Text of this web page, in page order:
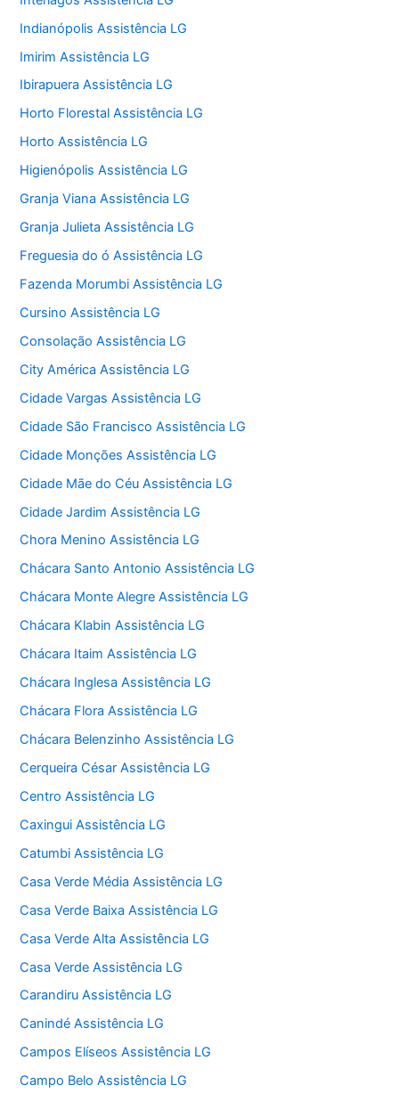
Indianópolis Assistência LG
Imirim Assistência LG
Ibirapuera Assistência LG
Horto Florestal Assistência LG
Horto Assistência LG
Higienópolis Assistência LG
Granja Viana Assistência LG
Granja Julieta Assistência LG
Freguesia do ó Assistência LG
Fazenda Morumbi Assistência LG
Cursino Assistência LG
Consolação Assistência LG
City América Assistência LG
Cidade Vargas Assistência LG
Cidade São Francisco Assistência LG
Cidade Monções Assistência LG
Cidade Mãe do Céu Assistência LG
Cidade Jardim Assistência LG
Chora Menino Assistência LG
Chácara Santo Antonio Assistência LG
Chácara Monte Alegre Assistência LG
Chácara Klabin Assistência LG
Chácara Itaim Assistência LG
Chácara Inglesa Assistência LG
Chácara Flora Assistência LG
Chácara Belenzinho Assistência LG
Cerqueira César Assistência LG
Centro Assistência LG
Caxingui Assistência LG
Catumbi Assistência LG
Casa Verde Média Assistência LG
Casa Verde Baixa Assistência LG
Casa Verde Alta Assistência LG
Casa Verde Assistência LG
Carandiru Assistência LG
Canindé Assistência LG
Campos Elíseos Assistência LG
Campo Belo Assistência LG